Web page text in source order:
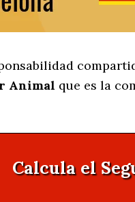
Animal que es la
Calcula el